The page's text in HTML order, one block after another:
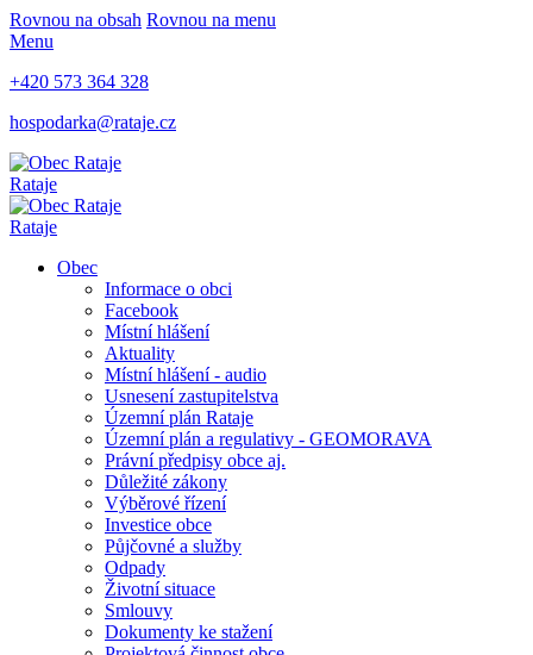
Rovnou na obsah Rovnou na menu
Menu
+420 573 364 328
hospodarka@rataje.cz
Rataje
Rataje
Obec
Informace o obci
Facebook
Místní hlášení
Aktuality
Místní hlášení - audio
Usnesení zastupitelstva
Územní plán Rataje
Územní plán a regulativy - GEOMORAVA
Právní předpisy obce aj.
Důležité zákony
Výběrové řízení
Investice obce
Půjčovné a služby
Odpady
Životní situace
Smlouvy
Dokumenty ke stažení